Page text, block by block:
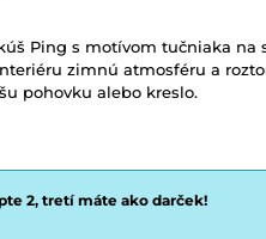
Ping s motívom tučniaka na
zimnú atmosféru a
pohovku alebo kreslo.
2, tretí máte ako darček!